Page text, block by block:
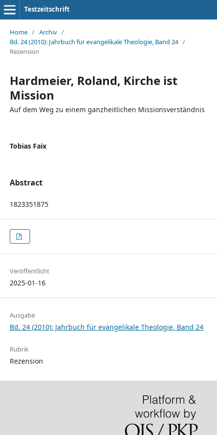
Testzeitschrift
Home / Archiv /
Bd. 24 (2010): Jahrbuch für evangelikale Theologie, Band 24 /
Rezension
Hardmeier, Roland, Kirche ist
Mission
Auf dem Weg zu einem ganzheitlichen Missionsverständnis
Tobias Faix
Abstract
1823351875
Veröffentlicht
2025-01-16
Ausgabe
Bd. 24 (2010): Jahrbuch für evangelikale Theologie, Band 24
Rubrik
Rezension